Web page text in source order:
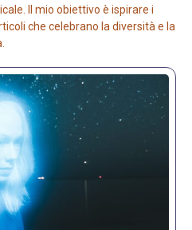
Il mio obiettivo è ispirare i
che celebrano la diversità e la